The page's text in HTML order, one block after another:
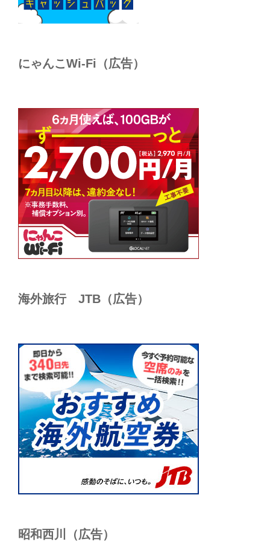
にゃんこWi-Fi（広告）
海外旅行 JTB（広告）
昭和西川（広告）